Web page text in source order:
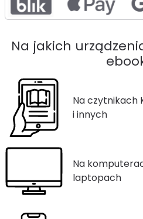
Na jakich
Na czytnikach
i innych
Na
laptopach